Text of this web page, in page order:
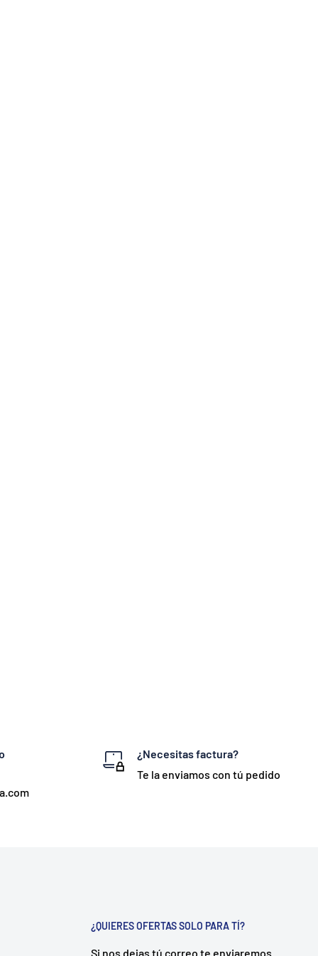
¿Necesitas factura?
Te la enviamos con tú pedido
¿QUIERES OFERTAS SOLO PARA TÍ?
Si nos dejas tú correo te enviaremos